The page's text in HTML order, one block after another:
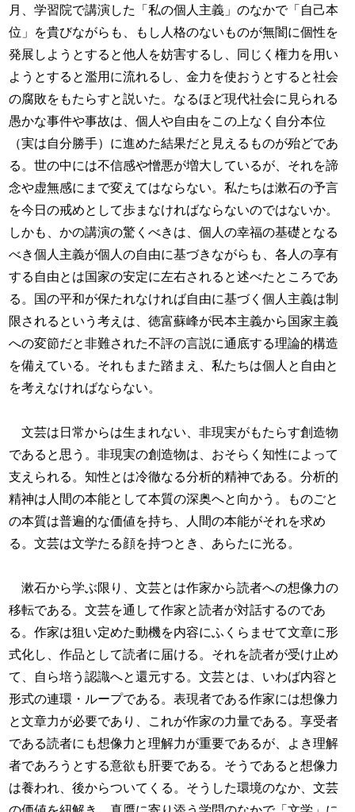
月、学習院で講演した「私の個人主義」のなかで「自己本
位」を貴びながらも、もし人格のないものが無闇に個性を
発展しようとすると他人を妨害するし、同じく権力を用い
ようとすると濫用に流れるし、金力を使おうとすると社会
の腐敗をもたらすと説いた。なるほど現代社会に見られる
愚かな事件や事故は、個人や自由をこの上なく自分本位
（実は自分勝手）に進めた結果だと見えるものが殆どであ
る。世の中には不信感や憎悪が増大しているが、それを諦
念や虚無感にまで変えてはならない。私たちは漱石の予言
を今日の戒めとして歩まなければならないのではないか。
しかも、かの講演の驚くべきは、個人の幸福の基礎となる
べき個人主義が個人の自由に基づきながらも、各人の享有
する自由とは国家の安定に左右されると述べたところであ
る。国の平和が保たれなければ自由に基づく個人主義は制
限されるという考えは、徳富蘇峰が民本主義から国家主義
への変節だと非難された不評の言説に通底する理論的構造
を備えている。それもまた踏まえ、私たちは個人と自由と
を考えなければならない。
文芸は日常からは生まれない、非現実がもたらす創造物
であると思う。非現実の創造物は、おそらく知性によって
支えられる。知性とは冷徹なる分析的精神である。分析的
精神は人間の本能として本質の深奥へと向かう。ものごと
の本質は普遍的な価値を持ち、人間の本能がそれを求め
る。文芸は文学たる顔を持つとき、あらたに光る。
漱石から学ぶ限り、文芸とは作家から読者への想像力の
移転である。文芸を通して作家と読者が対話するのであ
る。作家は狙い定めた動機を内容にふくらませて文章に形
式化し、作品として読者に届ける。それを読者が受け止め
て、自ら培う認識へと還元する。文芸とは、いわば内容と
形式の連環・ループである。表現者である作家には想像力
と文章力が必要であり、これが作家の力量である。享受者
である読者にも想像力と理解力が重要であるが、よき理解
者であろうとする意欲も肝要である。そうであると想像力
は養われ、後からついてくる。そうした環境のなか、文芸